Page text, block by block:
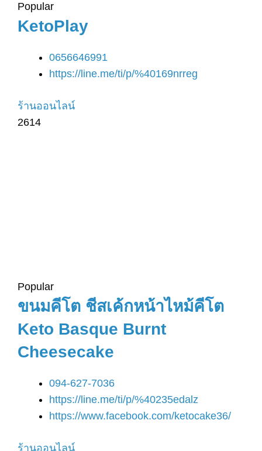
Popular
KetoPlay
0656646991
https://line.me/ti/p/%40169nrreg
ร้านออนไลน์
2614
Popular
ขนมคีโต ชีสเค้กหน้าไหม้คีโต
Keto Basque Burnt
Cheesecake
094-627-7036
https://line.me/ti/p/%40235edalz
https://www.facebook.com/ketocake36/
ร้านออนไลน์